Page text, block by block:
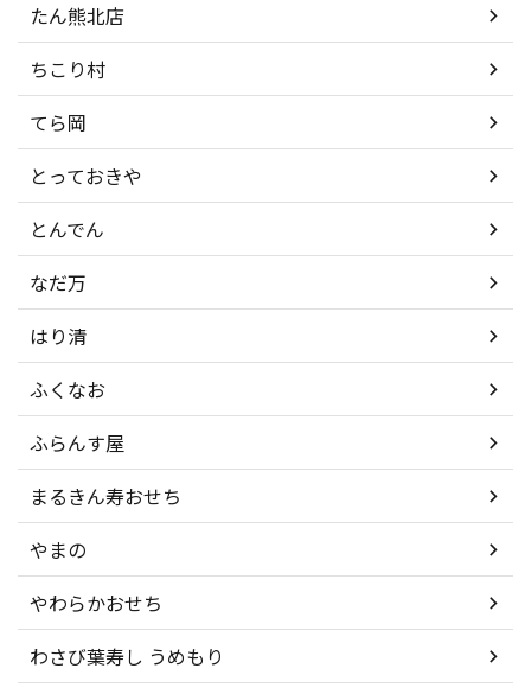
たん熊北店
ちこり村
てら岡
とっておきや
とんでん
なだ万
はり清
ふくなお
ふらんす屋
まるきん寿おせち
やまの
やわらかおせち
わさび葉寿し うめもり